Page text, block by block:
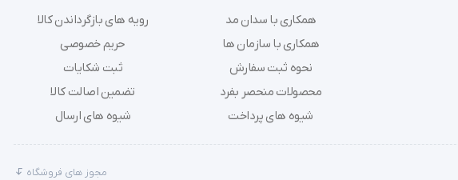
همکاری با سدان مد
همکاری با سازمان ها
نحوه ثبت سفارش
محصولات منحصر بفرد
شیوه های پرداخت
رویه های بازگرداندن کالا
حریم خصوصی
ثبت شکایات
تضمین اصالت کالا
شیوه های ارسال
مجوز های فروشگاه